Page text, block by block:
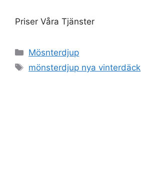
Priser Våra Tjänster
Kategorier
Mösnterdjup
Etiketter
mönsterdjup nya vinterdäck